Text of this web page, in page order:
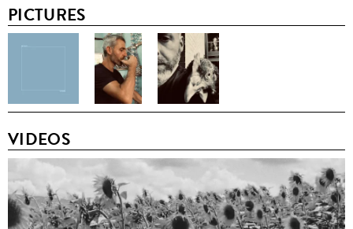
PICTURES
VIDEOS